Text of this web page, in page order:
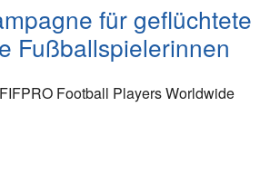
für geflüchtete
Fußballspielerinnen
Football Players Worldwide